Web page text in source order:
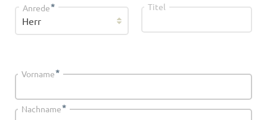
Anrede* Titel
Vorname*
Nachname*